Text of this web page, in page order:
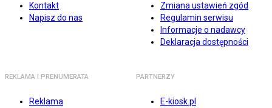
Kontakt
Napisz do nas
Zmiana ustawień zgód
Regulamin serwisu
Informacje o nadawcy
Deklaracja dostępności
REKLAMA I PRENUMERATA
Reklama
PARTNERZY
E-kiosk.pl